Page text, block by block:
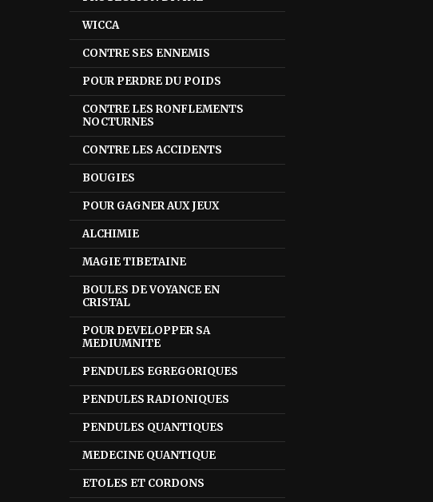
WICCA
CONTRE SES ENNEMIS
POUR PERDRE DU POIDS
CONTRE LES RONFLEMENTS
NOCTURNES
CONTRE LES ACCIDENTS
BOUGIES
POUR GAGNER AUX JEUX
ALCHIMIE
MAGIE TIBETAINE
BOULES DE VOYANCE EN
CRISTAL
POUR DEVELOPPER SA
MEDIUMNITE
PENDULES EGREGORIQUES
PENDULES RADIONIQUES
PENDULES QUANTIQUES
MEDECINE QUANTIQUE
ETOLES ET CORDONS